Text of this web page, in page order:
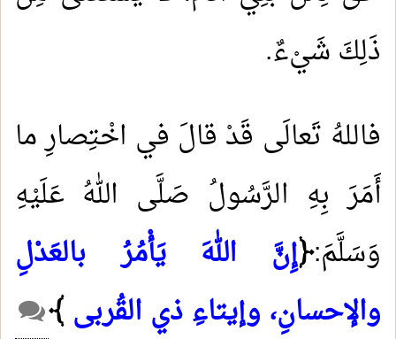
ذَلِكَ شَيْءٌ.
فاللهُ تَعالَى قَدْ قالَ في اخْتِصارِ ما
أَمَرَ بِهِ الرَّسُولُ صَلَّى اللهُ عَلَيْهِ
وَسَلَّمَ:﴿إِنَّ اللهَ يَأْمُرُ بالعَدْلِ
والإحسانِ، وإيتاءِ ذي القُربى﴾